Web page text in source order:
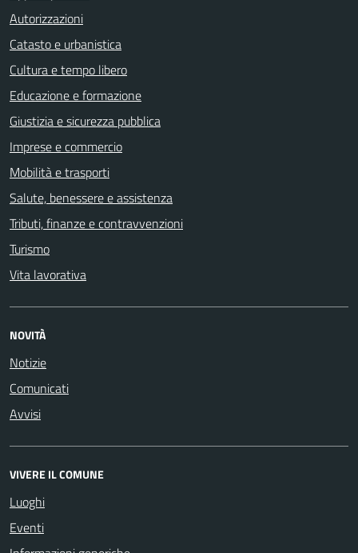
Autorizzazioni
Catasto e urbanistica
Cultura e tempo libero
Educazione e formazione
Giustizia e sicurezza pubblica
Imprese e commercio
Mobilità e trasporti
Salute, benessere e assistenza
Tributi, finanze e contravvenzioni
Turismo
Vita lavorativa
NOVITÀ
Notizie
Comunicati
Avvisi
VIVERE IL COMUNE
Luoghi
Eventi